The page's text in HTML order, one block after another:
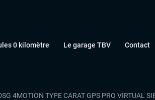
0 kilomètre Le garage TBV Contact
4MOTION TYPE CARAT GPS PRO VIRTUAL